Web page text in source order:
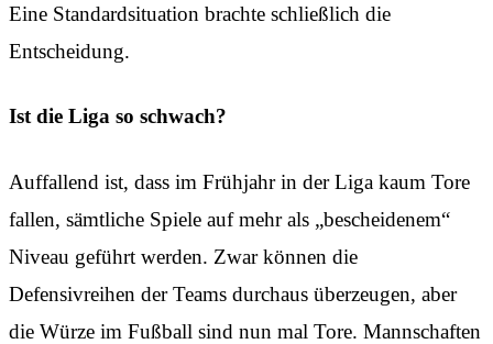
Eine Standardsituation brachte schließlich die
Entscheidung.
Ist die Liga so schwach?
Auffallend ist, dass im Frühjahr in der Liga kaum Tore
fallen, sämtliche Spiele auf mehr als „bescheidenem“
Niveau geführt werden. Zwar können die
Defensivreihen der Teams durchaus überzeugen, aber
die Würze im Fußball sind nun mal Tore. Mannschaften